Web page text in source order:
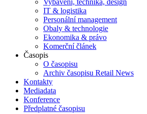
IT & logistika
Personální management
Obaly & technologie
Ekonomika & právo
Komerční článek
Časopis
O časopisu
Archiv časopisu Retail News
Kontakty
Mediadata
Konference
Předplatné časopisu